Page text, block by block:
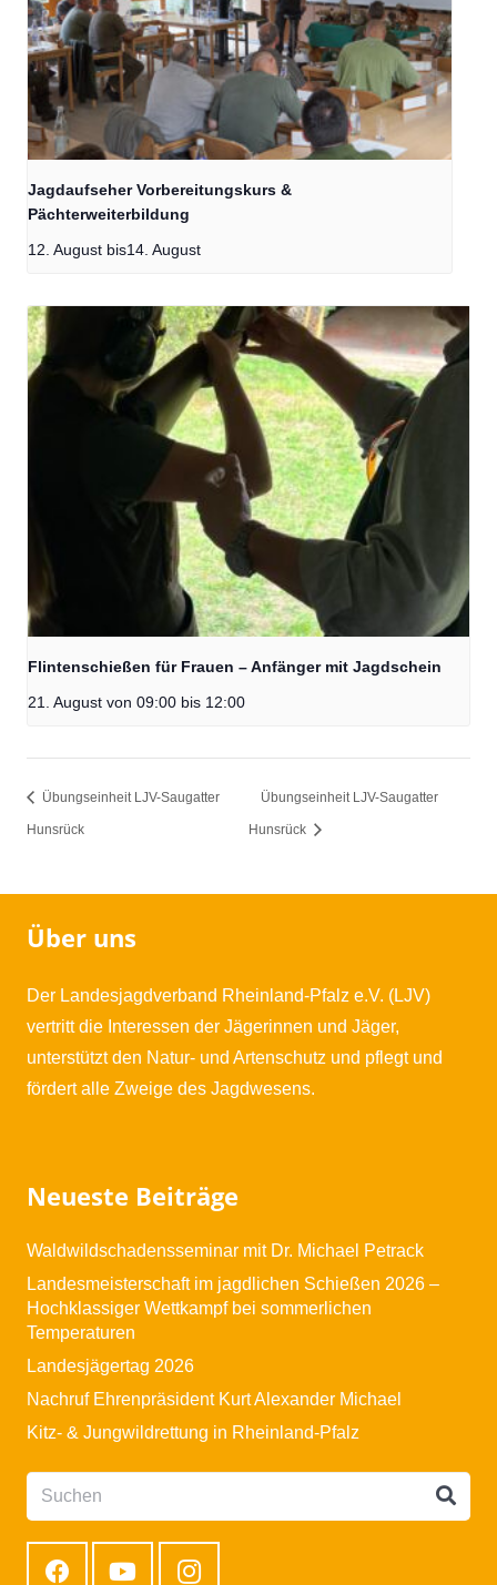
Jagdaufseher Vorbereitungskurs &
Pächterweiterbildung
12. August bis14. August
Flintenschießen für Frauen – Anfänger mit Jagdschein
21. August von 09:00 bis 12:00
Übungseinheit LJV-Saugatter
Hunsrück
Übungseinheit LJV-Saugatter
Hunsrück
Über uns
Der Landesjagdverband Rheinland-Pfalz e.V. (LJV)
vertritt die Interessen der Jägerinnen und Jäger,
unterstützt den Natur- und Artenschutz und pflegt und
fördert alle Zweige des Jagdwesens.
Neueste Beiträge
Waldwildschadensseminar mit Dr. Michael Petrack
Landesmeisterschaft im jagdlichen Schießen 2026 –
Hochklassiger Wettkampf bei sommerlichen
Temperaturen
Landesjägertag 2026
Nachruf Ehrenpräsident Kurt Alexander Michael
Kitz- & Jungwildrettung in Rheinland-Pfalz